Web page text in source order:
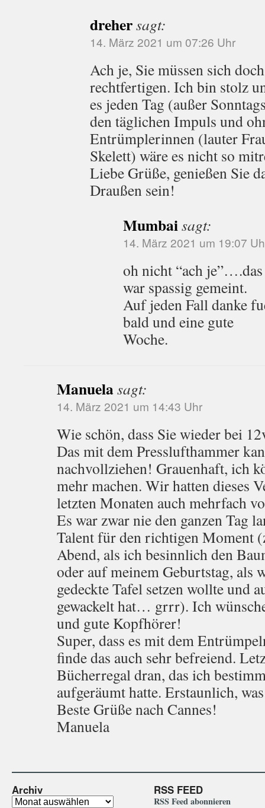
drehersagt:
14. März 2021 um 07:26 Uhr
Ach je, Sie müssen sich
rechtfertigen. Ich bin stolz
es jeden Tag (außer
den täglichen Impuls und
Entrümplerinnen (lauter
Skelett) wäre es nicht so
Liebe Grüße, genießen Sie
Draußen sein!
Mumbaisagt:
14. März 2021 um 19:07
oh nicht “ach
war spassig gemeint.
Auf jeden Fall danke
bald und eine gute
Woche.
Manuelasagt:
14. März 2021 um 14:43 Uhr
Wie schön, dass Sie wieder bei
Das mit dem Presslufthammer
nachvollziehen! Grauenhaft, ich
mehr machen. Wir hatten dieses
letzten Monaten auch mehrfach
Es war zwar nie den ganzen Tag
Talent für den richtigen Moment
Abend, als ich besinnlich den
oder auf meinem Geburtstag, als
gedeckte Tafel setzen wollte und
gewackelt hat… grrr). Ich
und gute Kopfhörer!
Super, dass es mit dem
finde das auch sehr befreiend.
Bücherregal dran, das ich
aufgeräumt hatte. Erstaunlich,
Beste Grüße nach Cannes!
Manuela
Archiv RSS FEED
RSS Feed abonnieren